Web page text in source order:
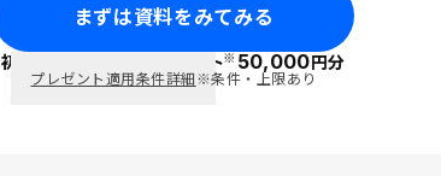
まずは資料をみてみる
初回面談で ポイント※50,000円分
プレゼント適用条件詳細※条件・上限あり